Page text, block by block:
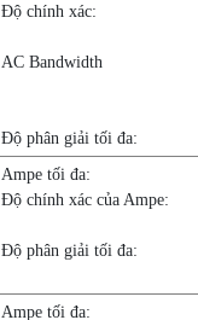
Độ chính xác:
AC Bandwidth
Độ phân giải tối đa:
Ampe tối đa:
Độ chính xác của Ampe:
Độ phân giải tối đa:
Ampe tối đa: